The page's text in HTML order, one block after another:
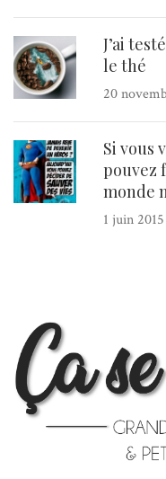
J’ai
le thé
20
Si vous
pouvez
monde
1 juin 2015